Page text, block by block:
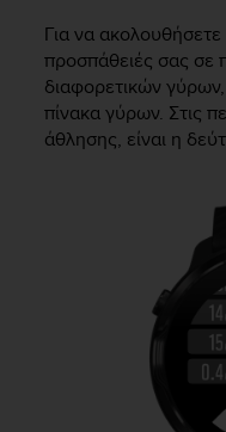
Για να ακολουθήσετε
προσπάθειές σας σε
διαφορετικών
πίνακα γύρων. Στις
άθλησης, είναι η